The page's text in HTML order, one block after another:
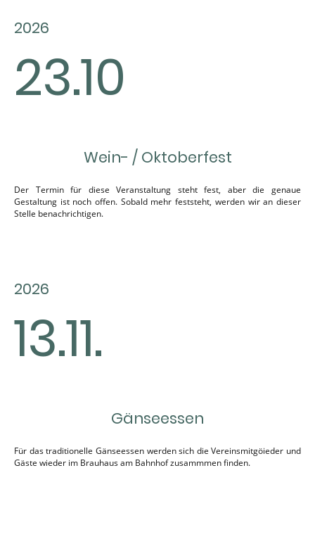
2026
23.10
Wein- / Oktoberfest
Der Termin für diese Veranstaltung steht fest, aber die genaue
Gestaltung ist noch offen. Sobald mehr feststeht, werden wir an dieser
Stelle benachrichtigen.
2026
13.11.
Gänseessen
Für das traditionelle Gänseessen werden sich die Vereinsmitgöieder und
Gäste wieder im Brauhaus am Bahnhof zusammmen finden.